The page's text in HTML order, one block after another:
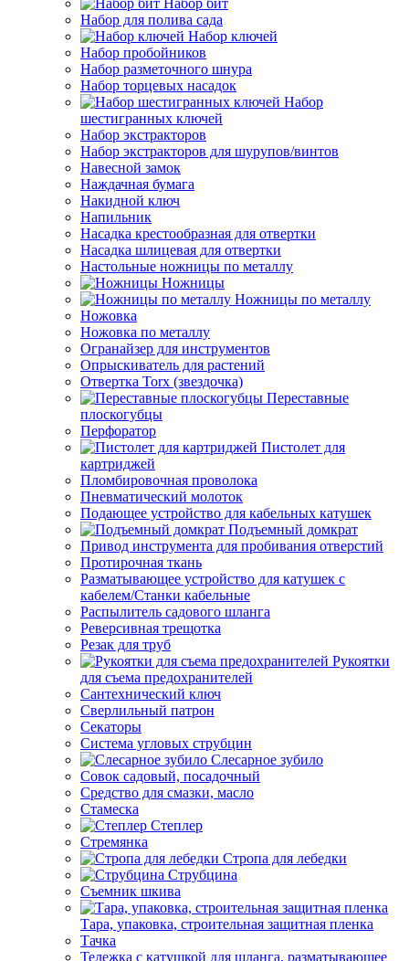
Набор бит
Набор для полива сада
Набор ключей
Набор пробойников
Набор разметочного шнура
Набор торцевых насадок
Набор
шестигранных ключей
Набор экстракторов
Набор экстракторов для шурупов/винтов
Навесной замок
Наждачная бумага
Накидной ключ
Напильник
Насадка крестообразная для отвертки
Насадка шлицевая для отвертки
Настольные ножницы по металлу
Ножницы
Ножницы по металлу
Ножовка
Ножовка по металлу
Огранайзер для инструментов
Опрыскиватель для растений
Отвертка Torx (звездочка)
Переставные
плоскогубцы
Перфоратор
Пистолет для
картриджей
Пломбировочная проволока
Пневматический молоток
Подающее устройство для кабельных катушек
Подъемный домкрат
Привод инструмента для пробивания отверстий
Протирочная ткань
Разматывающее устройство для катушек с
кабелем/Станки кабельные
Распылитель садового шланга
Реверсивная трещотка
Резак для труб
Рукоятки
для съема предохранителей
Сантехнический ключ
Сверлильный патрон
Секаторы
Система угловых струбцин
Слесарное зубило
Совок садовый, посадочный
Средство для смазки, масло
Стамеска
Степлер
Стремянка
Стропа для лебедки
Струбцина
Съемник шкива
Тара, упаковка, строительная защитная пленка
Тачка
Тележка с катушкой для шланга, разматывающее